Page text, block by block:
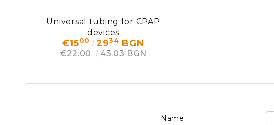
Universal tubing for CPAP
devices
€1500 2934 BGN
€22.00 43.03 BGN
Name: